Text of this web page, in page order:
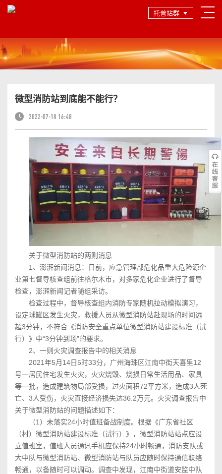
托普站群
微型消防站到底能不能行？
2022-07-18 16:48
关于微型消防站的两则消息
1、澎湃新闻消息：日前，应急管理部危化品重大危险源企
业第七督导核查组前往格尔木市，对多家危化企业进行了督导
检查，澎湃新闻记者随组采访。
检查过程中，督导核查组内消防专家随机拉动模拟演习，
设定球罐区发生火灾，救援人员从微型消防站赴现场的时间远
超3分钟，不符合《消防安全重点单位微型消防站建设标准（试
行）》中“3分钟到场”的要求。
2、一则火灾调查报告中的相关消息
2021年5月14日5时33分，广州海珠区江南中街天喜里12
号一居民住宅发生火灾，火灾烧毁、烧损日常生活用品、家具
等一批，造成建筑物局部受损，过火面积72平方米，造成3人死
亡、3人受伤，火灾直接经济损失达36.2万元。火灾调查报告中
关于微型消防站的问题描述如下：
（1）未落实24小时值班备战制度。根据《广东省社区
（村）微型消防站建设标准（试行）》，微型消防站站点应设
立值班室，值班人员通讯手机应保持24小时畅通，消防支队或
大中队与微型消防站、微型消防站与队员应随时保持通信联络
畅通，以备随时可以调动。调查中发现，江南中街道安监中队